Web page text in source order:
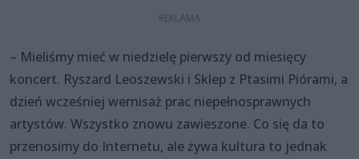
– Mieliśmy mieć w niedzielę pierwszy od miesięcy
koncert. Ryszard Leoszewski i Sklep z Ptasimi Piórami, a
dzień wcześniej wernisaż prac niepełnosprawnych
artystów. Wszystko znowu zawieszone. Co się da to
przenosimy do Internetu, ale żywa kultura to jednak